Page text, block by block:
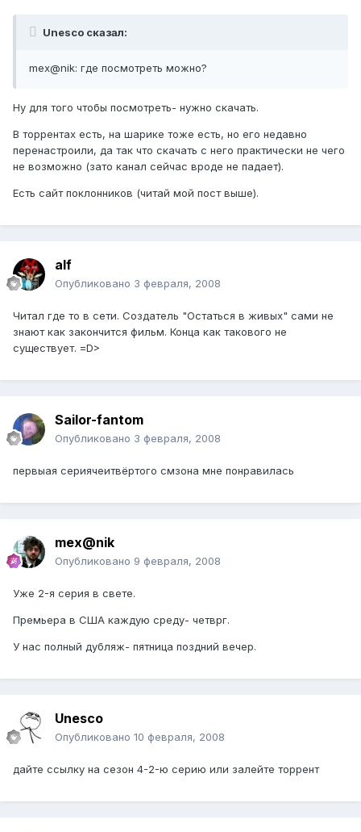
Unesco сказал:
mex@nik: где посмотреть можно?
Ну для того чтобы посмотреть- нужно скачать.
В торрентах есть, на шарике тоже есть, но его недавно
перенастроили, да так что скачать с него практически не чего
не возможно (зато канал сейчас вроде не падает).
Есть сайт поклонников (читай мой пост выше).
alf
Опубликовано 3 февраля, 2008
Читал где то в сети. Создатель "Остаться в живых" сами не
знают как закончится фильм. Конца как такового не
существует. =D>
Sailor-fantom
Опубликовано 3 февраля, 2008
первыая сериячеитвёртого смзона мне понравилась
mex@nik
Опубликовано 9 февраля, 2008
Уже 2-я серия в свете.
Премьера в США каждую среду- четврг.
У нас полный дубляж- пятница поздний вечер.
Unesco
Опубликовано 10 февраля, 2008
дайте ссылку на сезон 4-2-ю серию или залейте торрент